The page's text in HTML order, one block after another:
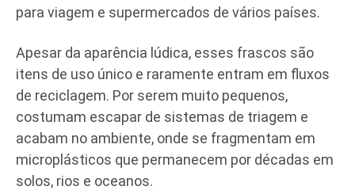
para viagem e supermercados de vários países.
Apesar da aparência lúdica, esses frascos são
itens de uso único e raramente entram em fluxos
de reciclagem. Por serem muito pequenos,
costumam escapar de sistemas de triagem e
acabam no ambiente, onde se fragmentam em
microplásticos que permanecem por décadas em
solos, rios e oceanos.